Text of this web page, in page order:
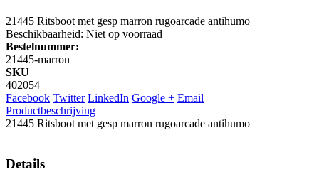
21445 Ritsboot met gesp marron rugoarcade antihumo
Beschikbaarheid: Niet op voorraad
Bestelnummer:
21445-marron
SKU
402054
Facebook Twitter LinkedIn Google + Email
Productbeschrijving
21445 Ritsboot met gesp marron rugoarcade antihumo
Details